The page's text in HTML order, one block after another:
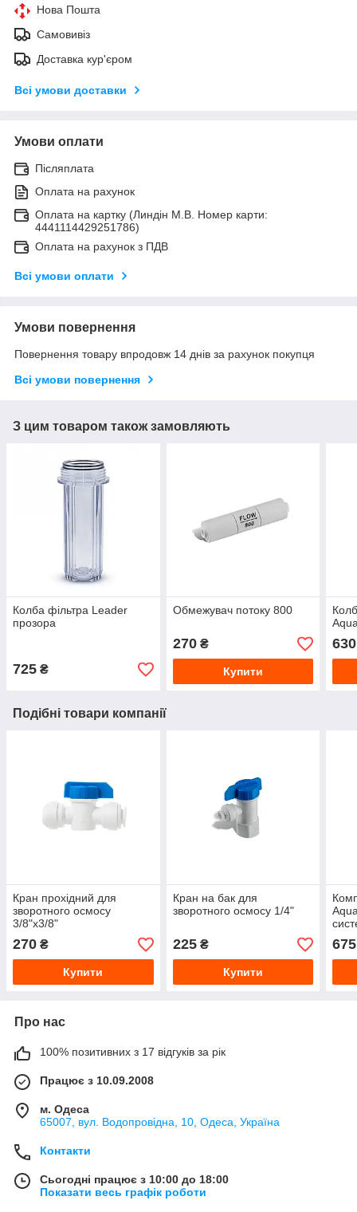
Нова Пошта
Самовивіз
Доставка кур'єром
Всі умови доставки
Умови оплати
Післяплата
Оплата на рахунок
Оплата на картку (Линдін М.В. Номер карти:
4441114429251786)
Оплата на рахунок з ПДВ
Всі умови оплати
Умови повернення
Повернення товару впродовж 14 днів за рахунок покупця
Всі умови повернення
З цим товаром також замовляють
Колба фільтра Leader
прозора
725 ₴
Обмежувач потоку 800
270₴
Купити
630
Подібні товари компанії
Кран прохідний для
зворотного осмосу
3/8"х3/8"
270 ₴
Купити
Кран на бак для
зворотного осмосу 1/4"
225₴
Купити
675
Про нас
100% позитивних з 17 відгуків за рік
Працює з 10.09.2008
м. Одеса
65007, вул. Водопровідна, 10, Одеса, Україна
Контакти
Сьогодні працює з 10:00 до 18:00
Показати весь графік роботи